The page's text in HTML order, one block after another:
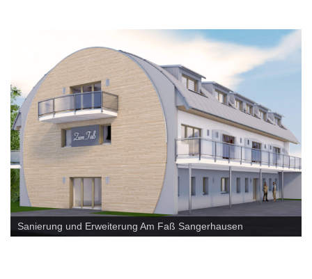
PV Anlage - Rosarium Sangerhausen
Sanierung und Erweiterung Am Faß Sangerhausen